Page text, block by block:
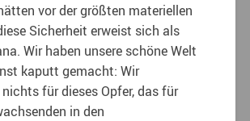
vor der größten materiellen
Sicherheit erweist sich als
Wir haben unsere schöne Welt
kaputt gemacht: Wir
für dieses Opfer, das für
in den